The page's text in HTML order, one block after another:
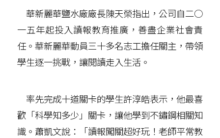
華新麗華鹽水廠廠長陳天榮指出，公司自二○
一五年起投入讀報教育推廣，善盡企業社會責
任。華新麗華動員三十多名志工擔任關主，帶領
學生逐一挑戰，讓閱讀走入生活。
率先完成十道關卡的學生許淳皓表示，他最喜
歡「科學知多少」關卡，讓他學到不鏽鋼相關知
識。蕭凱文說：「讀報闖關超好玩！老師平常教